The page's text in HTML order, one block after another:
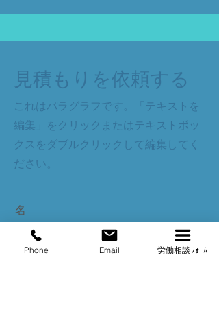
見積もりを依頼する
これはパラグラフです。「テキストを
編集」をクリックまたはテキストボッ
クスをダブルクリックして編集してく
ださい。
名
Phone Email 労働相談ﾌｫｰﾑ